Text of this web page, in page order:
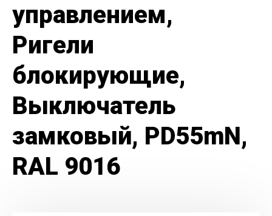
управлением,
Ригели
блокирующие,
Выключатель
замковый, PD55mN,
RAL 9016